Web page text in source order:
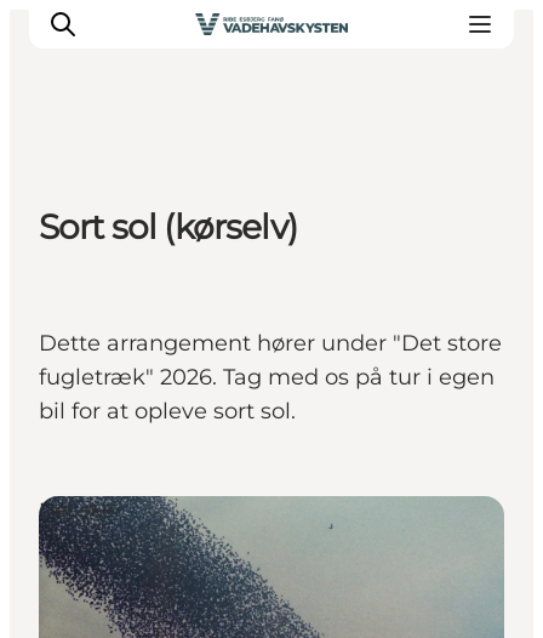
Oplev Ribe
Oplev Esbjerg
Oplev Vadehavet
Det Sker
Sort sol (kørselv)
Dette arrangement hører under "Det store
fugletræk" 2026. Tag med os på tur i egen
bil for at opleve sort sol.
Det sker